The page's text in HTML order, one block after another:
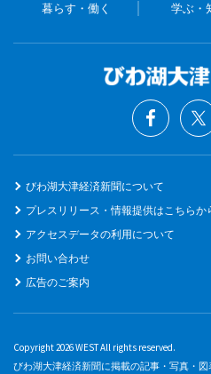
暮らす・働く 学ぶ・
びわ湖大津経済新聞について
プレスリリース・情報提供はこちらか
アクセスデータの利用について
お問い合わせ
広告のご案内
Copyright 2026 WEST All rights reserved.
びわ湖大津経済新聞に掲載の記事・写真・